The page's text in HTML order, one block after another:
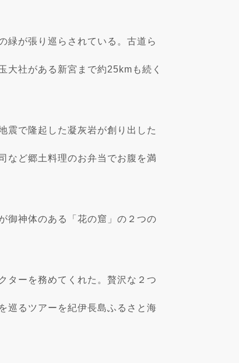
緑が張り巡らされている。古道ら
大社がある新宮まで約25kmも続く
震で隆起した凝灰岩が創り出した
など郷土料理のお弁当でお腹を満
御神体のある「花の窟」の２つの
ターを務めてくれた。贅沢な２つ
巡るツアーを紀伊長島ふるさと海